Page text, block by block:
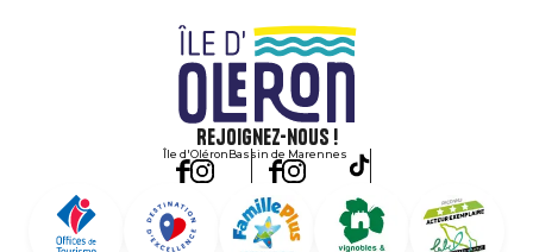
Rejoignez-nous !
Île d'OléronBassin de Marennes